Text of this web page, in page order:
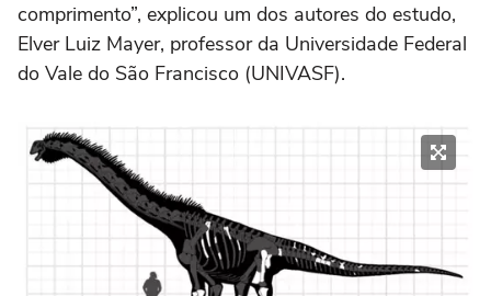
comprimento”, explicou um dos autores do estudo,
Elver Luiz Mayer, professor da Universidade Federal
do Vale do São Francisco (UNIVASF).